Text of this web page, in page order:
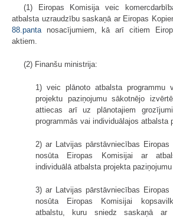
(1) Eiropas Komisija veic
atbalsta uzraudzību saskaņā ar Eiropas
88.pantanosacījumiem, kā arī citiem
aktiem.
(2) Finanšu ministrija:
1) veic plānoto atbalsta programmu
projektu paziņojumu sākotnējo
attiecas arī uz plānotajiem
programmās vai individuālajos atbalsta
2) ar Latvijas pārstāvniecības Eiropas
nosūta Eiropas Komisijai ar
individuālā atbalsta projekta
3) ar Latvijas pārstāvniecības Eiropas
nosūta Eiropas Komisijai
atbalstu, kuru sniedz saskaņā ar